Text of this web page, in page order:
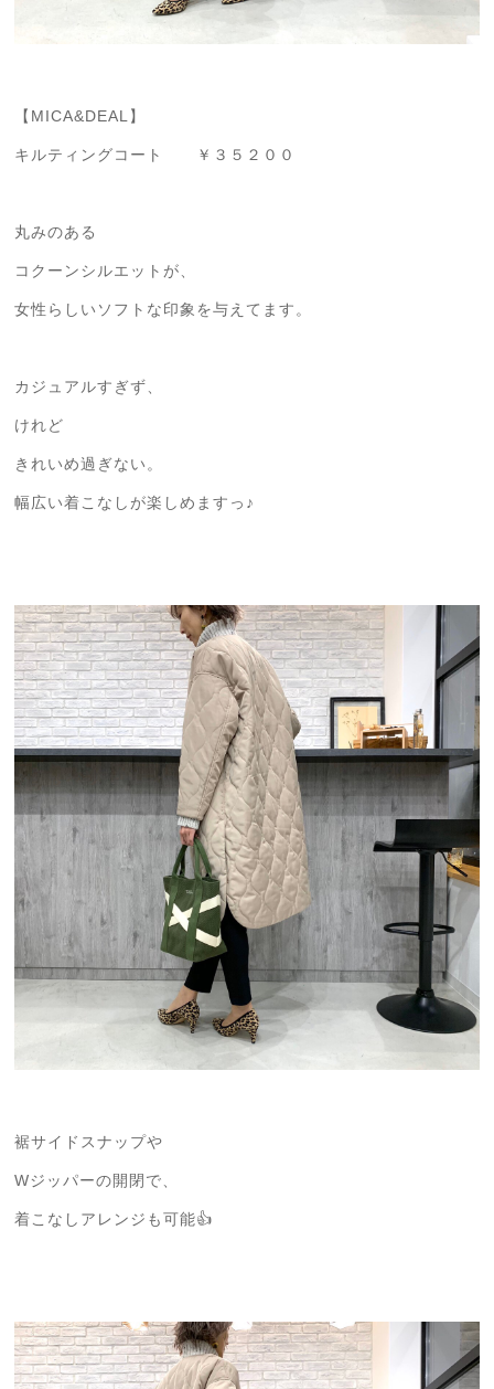
【MICA&DEAL】
キルティングコート ￥３５２００
丸みのある
コクーンシルエットが、
女性らしいソフトな印象を与えてます。
カジュアルすぎず、
けれど
きれいめ過ぎない。
幅広い着こなしが楽しめますっ♪
裾サイドスナップや
Wジッパーの開閉で、
着こなしアレンジも可能👍